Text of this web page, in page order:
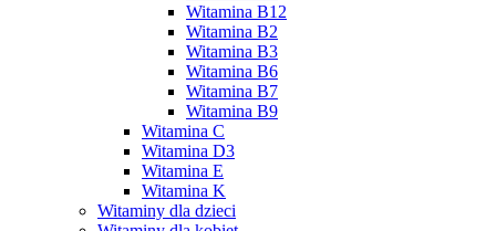
Witamina B12
Witamina B2
Witamina B3
Witamina B6
Witamina B7
Witamina B9
Witamina C
Witamina D3
Witamina E
Witamina K
Witaminy dla dzieci